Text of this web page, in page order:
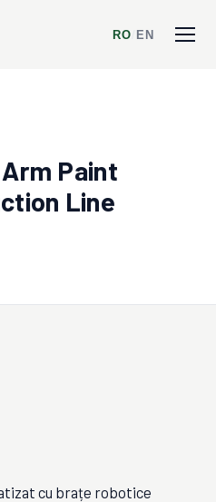
RO EN
Paint
Line
cu brațe robotice